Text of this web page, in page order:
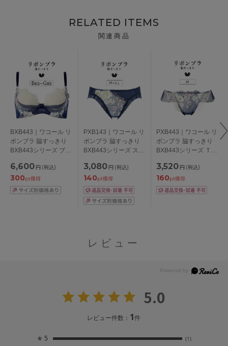
RELATED ITEMS
関連商品
BXB443｜ワコール リ
ボンブラ 脇すっきり
BXB443シリーズ ブラ
カップ アンダー
65/70/75/80/85cm
6,600 円 (税込)
300pt獲得
PXB143｜ワコール リ
ボンブラ 脇すっきり
BXB443シリーズ スタ
M/L/LL
3,080 円 (税込)
140pt獲得
PXB443｜ワコール リ
ボンブラ 脇すっきり
BXB443シリーズ Ｔバ
3,520 円 (税込)
160pt獲得
レビュー
5.0
レビュー件数： 1件
★ 5 (1)